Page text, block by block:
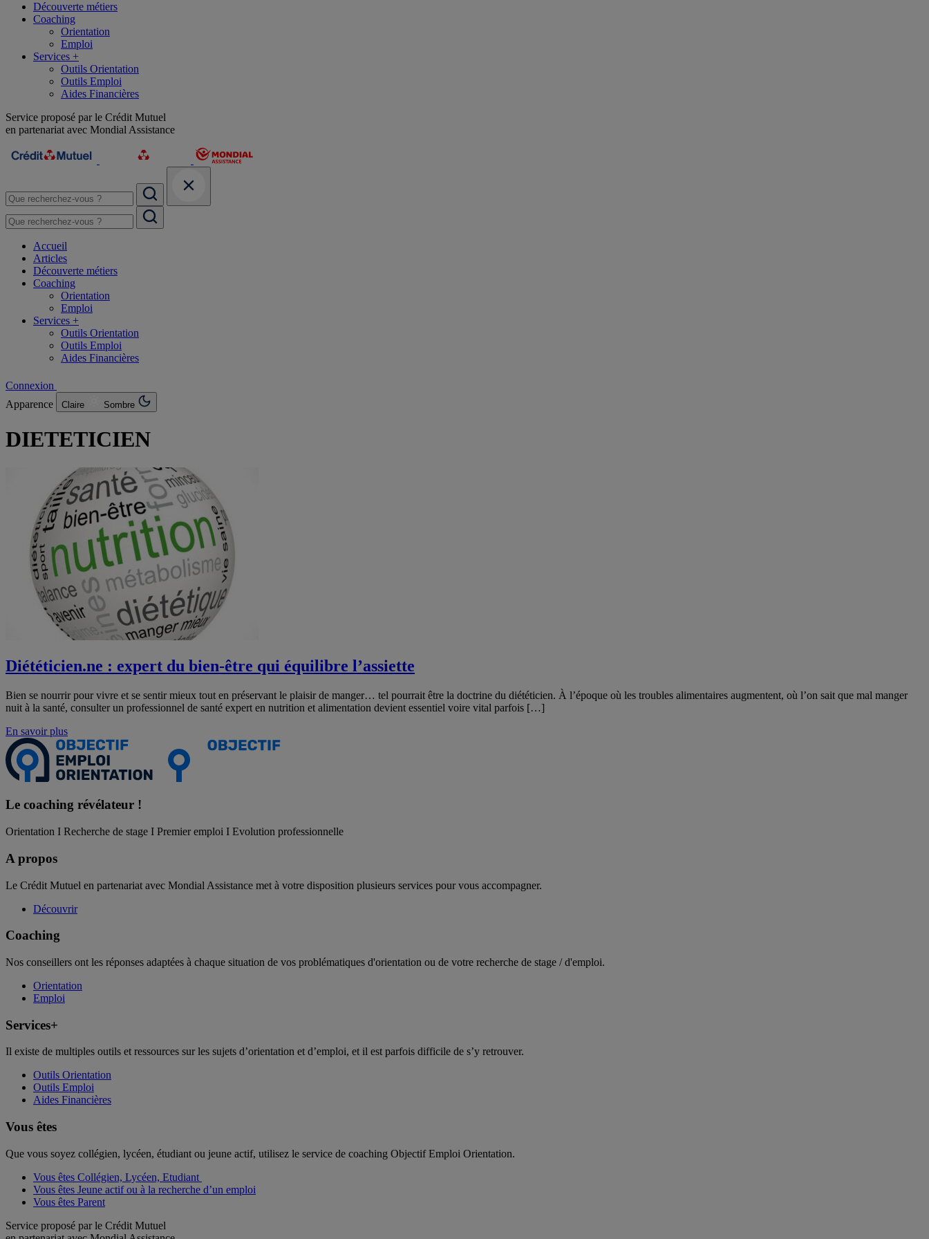
Découverte métiers
Coaching
Orientation
Emploi
Services +
Outils Orientation
Outils Emploi
Aides Financières
Service proposé par le Crédit Mutuel
en partenariat avec Mondial Assistance
Accueil
Articles
Découverte métiers
Coaching
Orientation
Emploi
Services +
Outils Orientation
Outils Emploi
Aides Financières
Connexion
Apparence
Claire Sombre
DIETETICIEN
Diététicien.ne : expert du bien-être qui équilibre l’assiette
Bien se nourrir pour vivre et se sentir mieux tout en préservant le plaisir de manger… tel pourrait être la doctrine du diététicien. À l’époque où les troubles alimentaires augmentent, où l’on sait que mal manger
nuit à la santé, consulter un professionnel de santé expert en nutrition et alimentation devient essentiel voire vital parfois […]
En savoir plus
Le coaching révélateur !
Orientation I Recherche de stage I Premier emploi I Evolution professionnelle
A propos
Le Crédit Mutuel en partenariat avec Mondial Assistance met à votre disposition plusieurs services pour vous accompagner.
Découvrir
Coaching
Nos conseillers ont les réponses adaptées à chaque situation de vos problématiques d'orientation ou de votre recherche de stage / d'emploi.
Orientation
Emploi
Services+
Il existe de multiples outils et ressources sur les sujets d’orientation et d’emploi, et il est parfois difficile de s’y retrouver.
Outils Orientation
Outils Emploi
Aides Financières
Vous êtes
Que vous soyez collégien, lycéen, étudiant ou jeune actif, utilisez le service de coaching Objectif Emploi Orientation.
Vous êtes Collégien, Lycéen, Etudiant
Vous êtes Jeune actif ou à la recherche d’un emploi
Vous êtes Parent
Service proposé par le Crédit Mutuel